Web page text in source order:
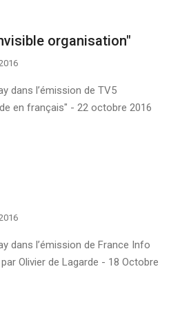
organisation"
dans l’émission de TV5
en français" - 22 octobre 2016
dans l’émission de France Info
Olivier de Lagarde - 18 Octobre